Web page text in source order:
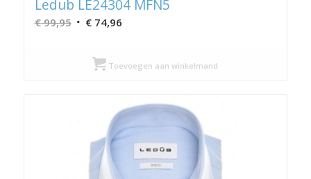
Ledub LE24304 MFN5
€99,95 Oorspronkelijke
was:
€ 99,95.
€74,96Huidige
€ 74,96.
Toevoegen aan winkelmand